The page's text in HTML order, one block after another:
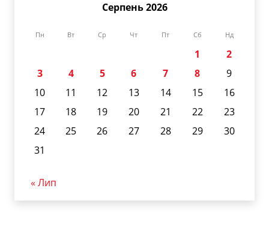
Серпень 2026
Пн Вт Ср Чт Пт Сб Нд
1
2
3
4 5 6 7 8
9
10
11 12 13 14 15
16
17
18 19 20 21 22
23
24
25 26 27 28 29
30
31
« Лип